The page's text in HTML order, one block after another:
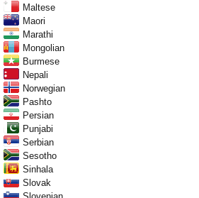
Maltese
Maori
Marathi
Mongolian
Burmese
Nepali
Norwegian
Pashto
Persian
Punjabi
Serbian
Sesotho
Sinhala
Slovak